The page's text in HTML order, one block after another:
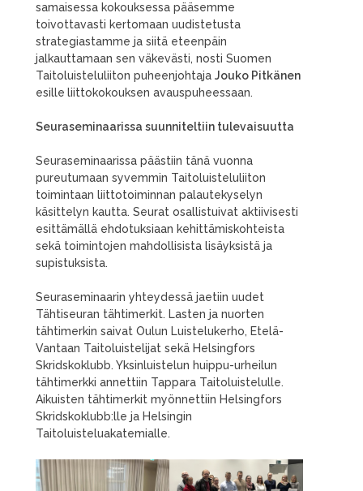
samaisessa kokouksessa pääsemme
toivottavasti kertomaan uudistetusta
strategiastamme ja siitä eteenpäin
jalkauttamaan sen väkevästi, nosti Suomen
Taitoluisteluliiton puheenjohtaja Jouko Pitkänen
esille liittokokouksen avauspuheessaan.
Seuraseminaarissa suunniteltiin tulevaisuutta
Seuraseminaarissa päästiin tänä vuonna
pureutumaan syvemmin Taitoluisteluliiton
toimintaan liittotoiminnan palautekyselyn
käsittelyn kautta. Seurat osallistuivat aktiivisesti
esittämällä ehdotuksiaan kehittämiskohteista
sekä toimintojen mahdollisista lisäyksistä ja
supistuksista.
Seuraseminaarin yhteydessä jaetiin uudet
Tähtiseuran tähtimerkit. Lasten ja nuorten
tähtimerkin saivat Oulun Luistelukerho, Etelä-
Vantaan Taitoluistelijat sekä Helsingfors
Skridskoklubb. Yksinluistelun huippu-urheilun
tähtimerkki annettiin Tappara Taitoluistelulle.
Aikuisten tähtimerkit myönnettiin Helsingfors
Skridskoklubb:lle ja Helsingin
Taitoluisteluakatemialle.